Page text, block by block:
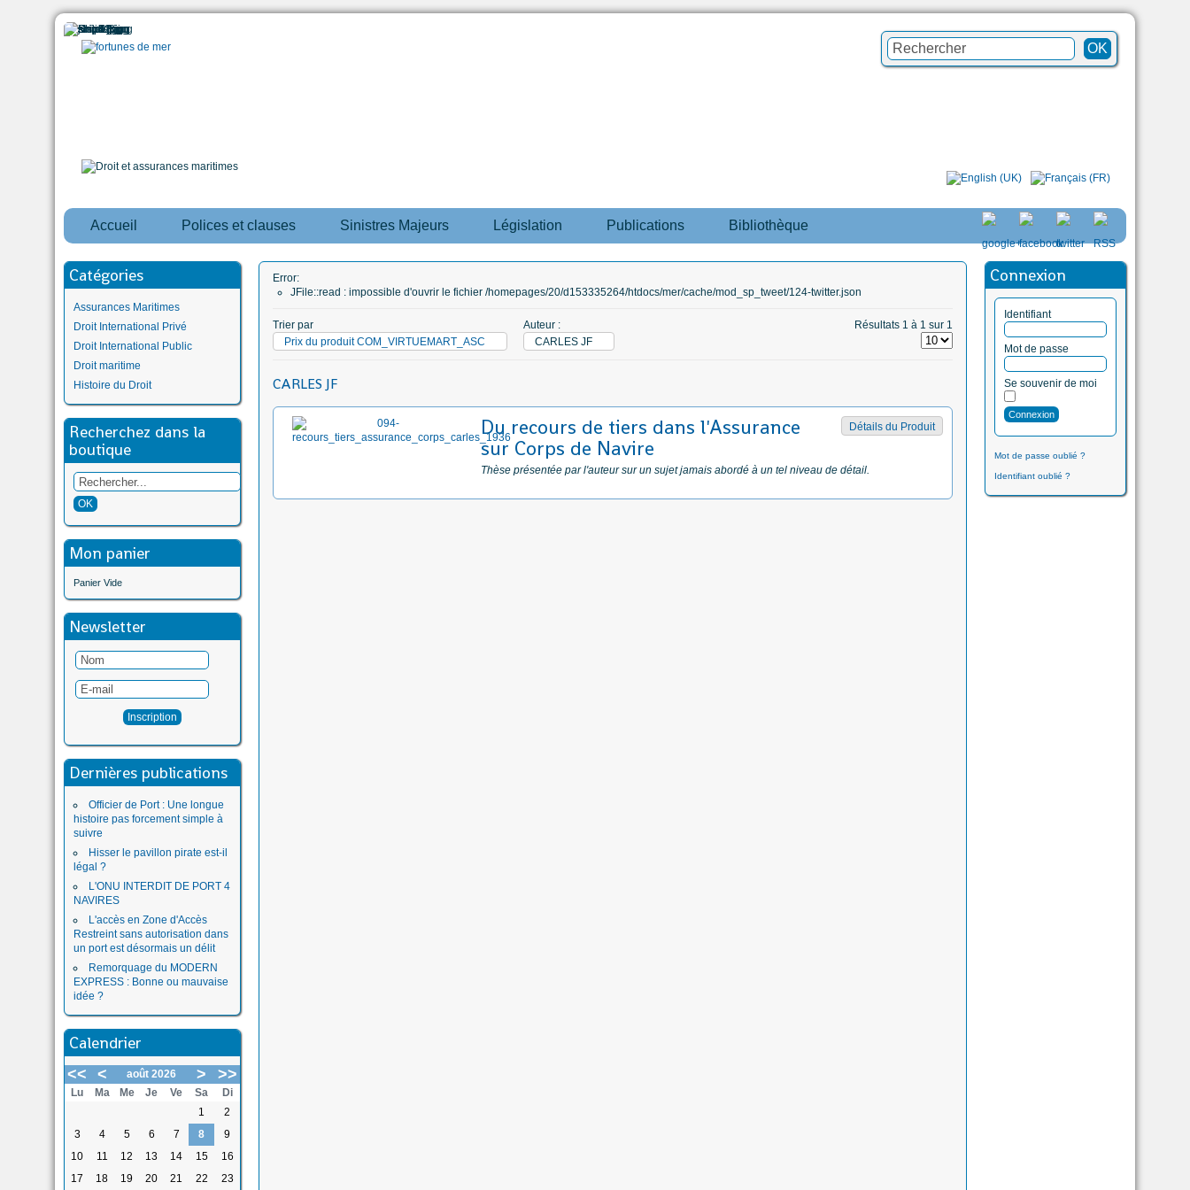
Accueil Polices et clauses Sinistres Majeurs Législation Publications Bibliothèque
Catégories
Assurances Maritimes
Droit International Privé
Droit International Public
Droit maritime
Histoire du Droit
Recherchez dans la
boutique
Mon panier
Panier Vide
Newsletter
Dernières publications
Officier de Port : Une longue
histoire pas forcement simple à
suivre
Hisser le pavillon pirate est-il
légal ?
L'ONU INTERDIT DE PORT 4
NAVIRES
L'accès en Zone d'Accès
Restreint sans autorisation dans
un port est désormais un délit
Remorquage du MODERN
EXPRESS : Bonne ou mauvaise
idée ?
Calendrier
<< < août 2026 > >>
Lu Ma Me Je Ve Sa
Di
1
2
3
4 5 6 7 8
9
10
11 12 13 14 15
16
17
18 19 20 21 22 23
Connexion
Identifiant
Mot de passe
Se souvenir de moi
Mot de passe oublié ?
Identifiant oublié ?
Error:
JFile::read : impossible d'ouvrir le fichier /homepages/20/d153335264/htdocs/mer/cache/mod_sp_tweet/124-twitter.json
Trier par
Prix du produit COM_VIRTUEMART_ASC
Auteur :
CARLES JF
Résultats 1 à 1 sur 1
CARLES JF
Détails du Produit
Du recours de tiers dans l'Assurance
sur Corps de Navire
Thèse présentée par l'auteur sur un sujet jamais abordé à un tel niveau de détail.